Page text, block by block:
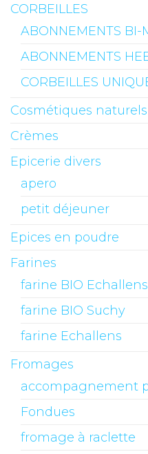
CORBEILLES
ABONNEMENTS BI-
ABONNEMENTS
CORBEILLES
Cosmétiques naturels
Crèmes
Epicerie divers
apero
petit déjeuner
Epices en poudre
Farines
farine BIO Echallens
farine BIO Suchy
farine Echallens
Fromages
accompagnement
Fondues
fromage à raclette